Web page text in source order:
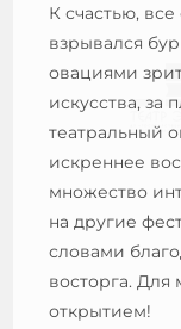
К счастью,
взрывался
овациями
искусства, за
театральный
искреннее
множество
на другие
словами
восторга. Для
открытием!